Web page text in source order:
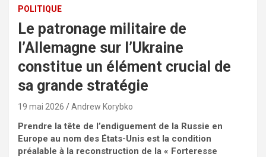
POLITIQUE
Le patronage militaire de
l’Allemagne sur l’Ukraine
constitue un élément crucial de
sa grande stratégie
19 mai 2026 Andrew Korybko
Prendre la tête de l’endiguement de la Russie en
Europe au nom des États-Unis est la condition
préalable à la reconstruction de la « Forteresse